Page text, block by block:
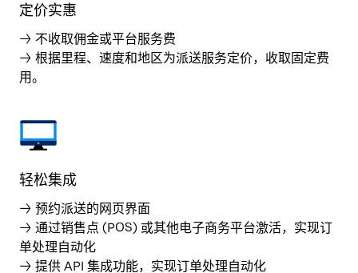
定价实惠
→ 不收取佣金或平台服务费
→ 根据里程、速度和地区为派送服务定价，收取固定费
用。
轻松集成
→ 预约派送的网页界面
→ 通过销售点 (POS) 或其他电子商务平台激活，实现订
单处理自动化
→ 提供 API 集成功能，实现订单处理自动化